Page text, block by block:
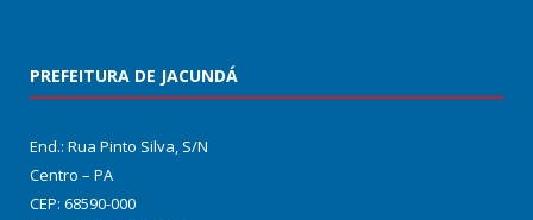
PREFEITURA DE JACUNDÁ
End.: Rua Pinto Silva, S/N
Centro – PA
CEP: 68590-000